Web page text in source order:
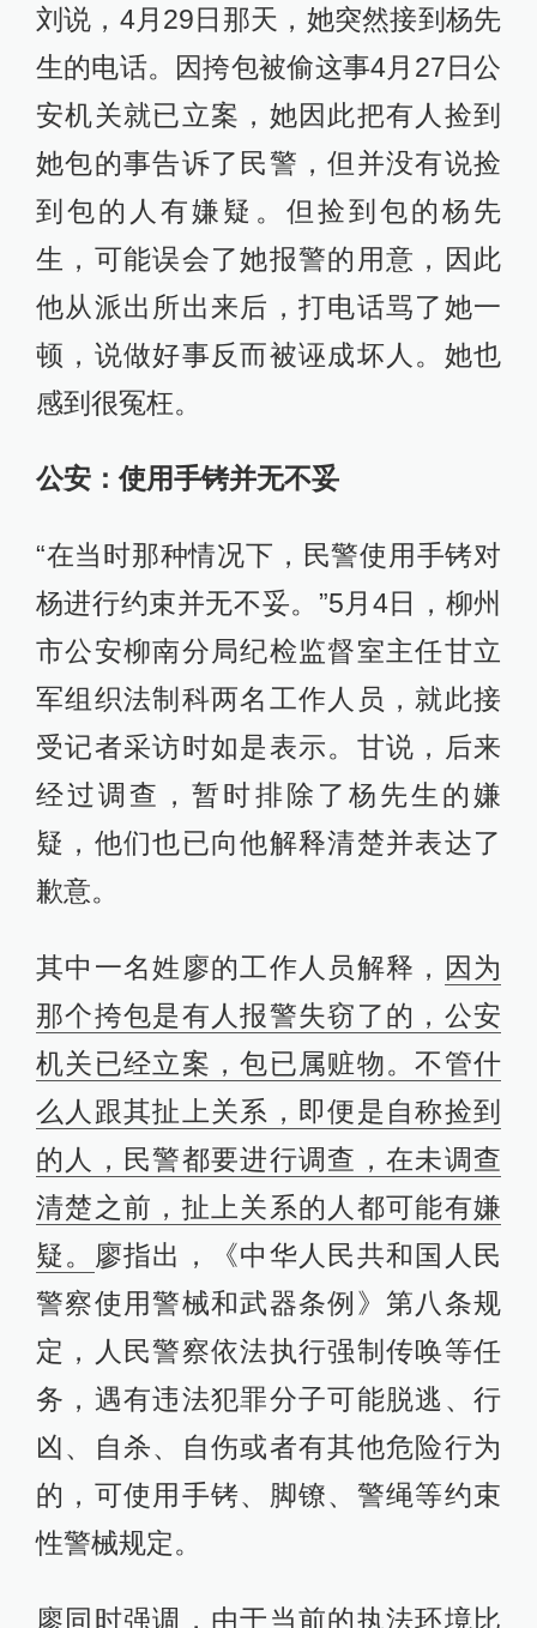
刘说，4月29日那天，她突然接到杨先
生的电话。因挎包被偷这事4月27日公
安机关就已立案，她因此把有人捡到
她包的事告诉了民警，但并没有说捡
到包的人有嫌疑。但捡到包的杨先
生，可能误会了她报警的用意，因此
他从派出所出来后，打电话骂了她一
顿，说做好事反而被诬成坏人。她也
感到很冤枉。
公安：使用手铐并无不妥
“在当时那种情况下，民警使用手铐对
杨进行约束并无不妥。”5月4日，柳州
市公安柳南分局纪检监督室主任甘立
军组织法制科两名工作人员，就此接
受记者采访时如是表示。甘说，后来
经过调查，暂时排除了杨先生的嫌
疑，他们也已向他解释清楚并表达了
歉意。
其中一名姓廖的工作人员解释， 因为
那个挎包是有人报警失窃了的，公安
机关已经立案，包已属赃物。不管什
么人跟其扯上关系，即便是自称捡到
的人，民警都要进行调查，在未调查
清楚之前，扯上关系的人都可能有嫌
疑。 廖指出，《中华人民共和国人民
警察使用警械和武器条例》第八条规
定，人民警察依法执行强制传唤等任
务，遇有违法犯罪分子可能脱逃、行
凶、自杀、自伤或者有其他危险行为
的，可使用手铐、脚镣、警绳等约束
性警械规定。
廖同时强调，由于当前的执法环境比